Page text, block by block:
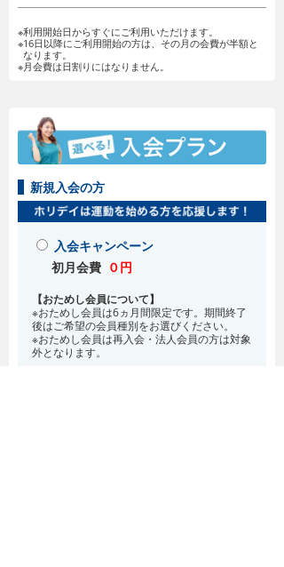
※利用開始日からすぐにご利用いただけます。
※16日以降にご利用開始の方は、その月の会費が半額と
なります。
※月会費は日割りにはなりません。
新規入会の方
入会キャンペーン
初月会費 ０円
【おためし会員について】
※おためし会員は6ヵ月間限定です。期間終了
後はご希望の会員種別をお選びください。
※おためし会員は再入会・法人会員の方は対象
外となります。